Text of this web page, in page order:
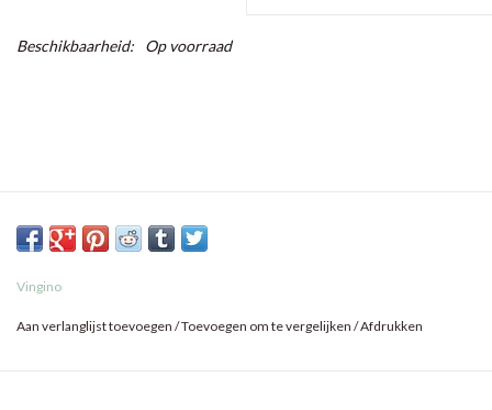
Beschikbaarheid: Op voorraad
Vingino
Aan verlanglijst toevoegen /Toevoegen om te vergelijken /Afdrukken